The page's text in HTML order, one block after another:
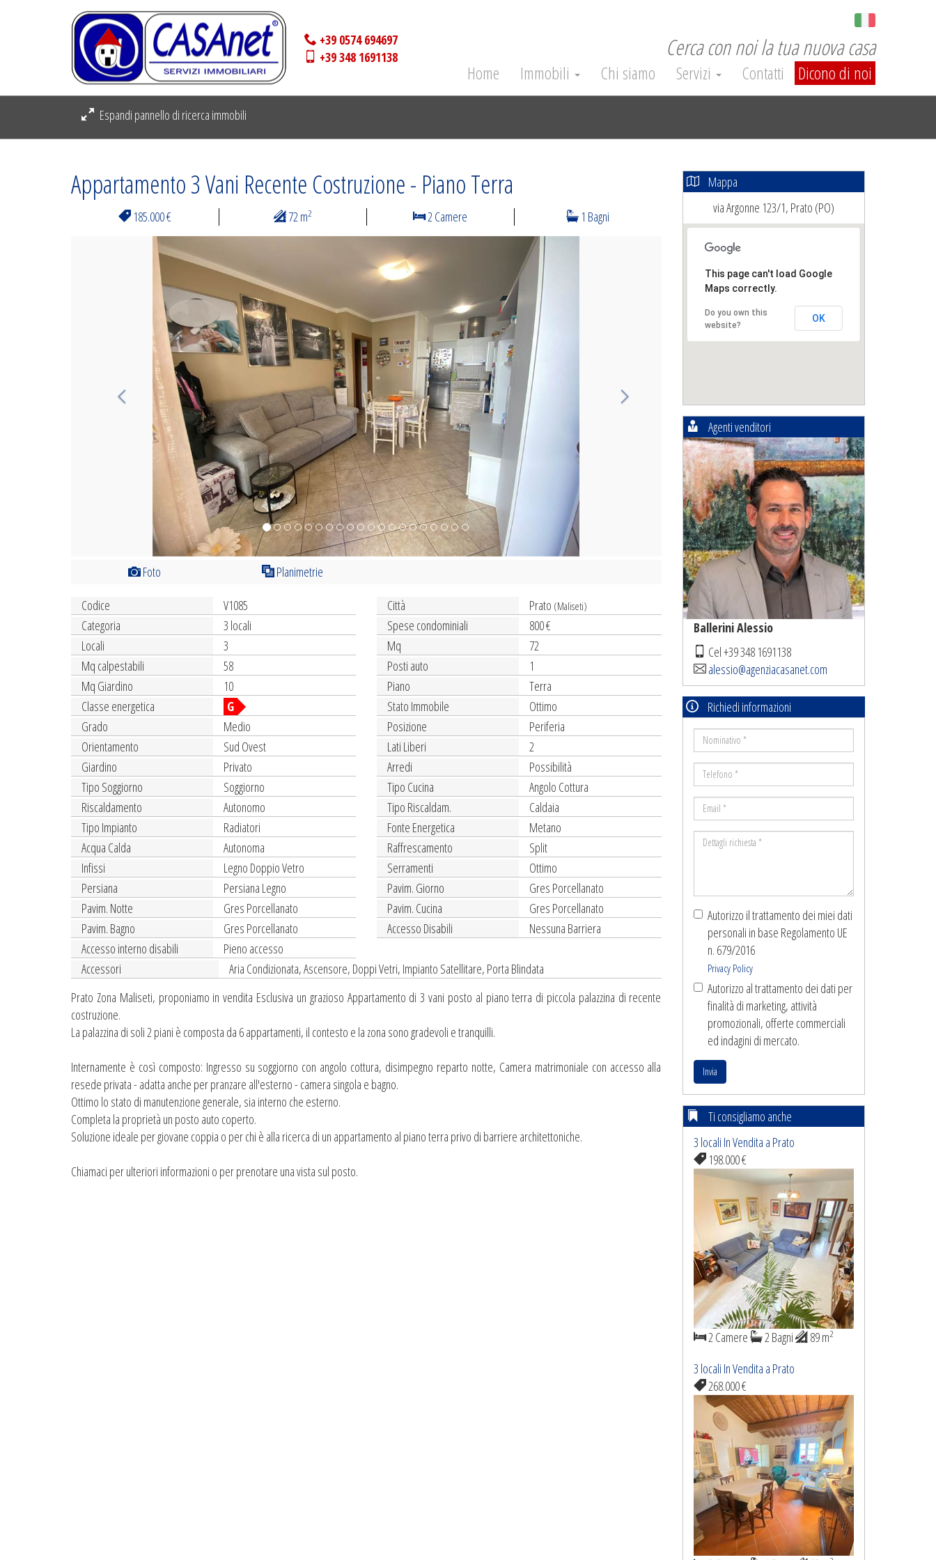
Cerca con noi la tua nuova casa
+39 0574 694697
+39 348 1691138
Home Immobili Chi siamo Servizi Contatti Dicono di noi
Espandi pannello di ricerca immobili
Appartamento 3 Vani Recente Costruzione - Piano Terra
185.000 € 72 m2 2 Camere 1 Bagni
Foto
Planimetrie
Codice
V1085 Città Prato (Maliseti)
Categoria 3 locali Spese condominiali
800 €
Locali
3 Mq
72
Mq calpestabili
58 Posti auto
1
Mq Giardino
10 Piano
Terra
Classe energetica
G Stato Immobile
Ottimo
Grado
Medio Posizione
Periferia
Orientamento
Sud Ovest Lati Liberi
2
Giardino
Privato Arredi
Possibilità
Tipo Soggiorno
Soggiorno Tipo Cucina
Angolo Cottura
Riscaldamento
Autonomo Tipo Riscaldam.
Caldaia
Tipo Impianto
Radiatori Fonte Energetica
Metano
Acqua Calda
Autonoma Raffrescamento
Split
Infissi
Legno Doppio Vetro Serramenti
Ottimo
Persiana
Persiana Legno Pavim. Giorno
Gres Porcellanato
Pavim. Notte
Gres Porcellanato Pavim. Cucina
Gres Porcellanato
Pavim. Bagno
Gres Porcellanato Accesso Disabili
Nessuna Barriera
Accesso interno disabili
Pieno accesso
Accessori
Aria Condizionata, Ascensore, Doppi Vetri, Impianto Satellitare, Porta Blindata
Prato Zona Maliseti, proponiamo in vendita Esclusiva un grazioso Appartamento di 3 vani posto al piano terra di piccola palazzina di recente
costruzione.
La palazzina di soli 2 piani è composta da 6 appartamenti, il contesto e la zona sono gradevoli e tranquilli.
Internamente è così composto: Ingresso su soggiorno con angolo cottura, disimpegno reparto notte, Camera matrimoniale con accesso alla
resede privata - adatta anche per pranzare all'esterno - camera singola e bagno.
Ottimo lo stato di manutenzione generale, sia interno che esterno.
Completa la proprietà un posto auto coperto.
Soluzione ideale per giovane coppia o per chi è alla ricerca di un appartamento al piano terra privo di barriere architettoniche.
Chiamaci per ulteriori informazioni o per prenotare una vista sul posto.
Mappa
via Argonne 123/1, Prato (PO)
This page can't load Google
Maps correctly.
Do you own this
website?
OK
Agenti venditori
Ballerini Alessio
Cel +39 348 1691138
alessio@agenziacasanet.com
Richiedi informazioni
Nominativo
*
Telefono
*
Email
*
Dettagli
Autorizzo il trattamento dei miei dati
personali in base Regolamento UE
n. 679/2016
Privacy Policy
Autorizzo al trattamento dei dati per
finalità di marketing, attività
promozionali, offerte commerciali
ed indagini di mercato.
Invia
Ti consigliamo anche
3 locali In Vendita a Prato
198.000 €
2 Camere 2 Bagni 89 m2
3 locali In Vendita a Prato
268.000 €